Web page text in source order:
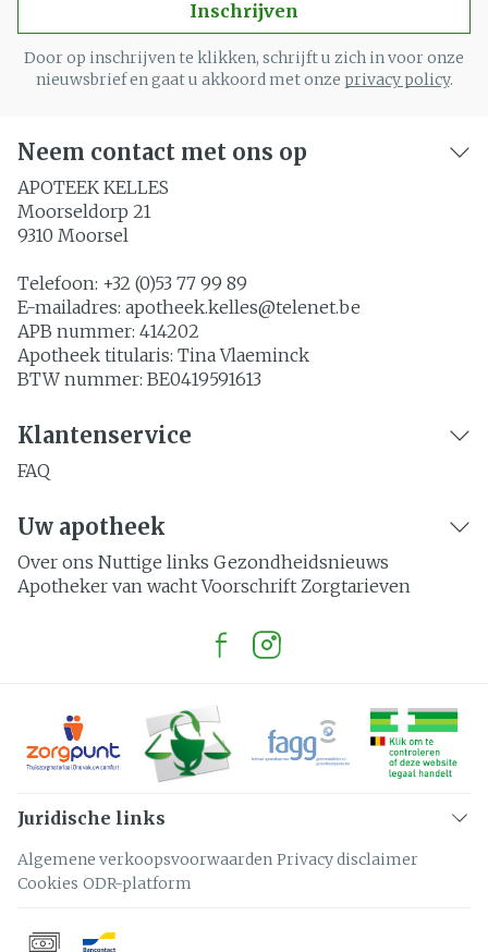
Inschrijven
Door op inschrijven te klikken, schrijft u zich in voor onze
nieuwsbrief en gaat u akkoord met onze privacy policy.
Neem contact met ons op
APOTEEK KELLES
Moorseldorp 21
9310 Moorsel
Telefoon: +32 (0)53 77 99 89
E-mailadres: apotheek.kelles@telenet.be
APB nummer: 414202
Apotheek titularis: Tina Vlaeminck
BTW nummer: BE0419591613
Klantenservice
FAQ
Uw apotheek
Over ons Nuttige links Gezondheidsnieuws
Apotheker van wacht Voorschrift Zorgtarieven
Juridische links
Algemene verkoopsvoorwaarden Privacy disclaimer
Cookies ODR-platform